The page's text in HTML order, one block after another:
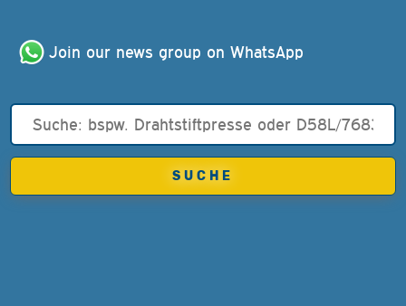
Join our news group on WhatsApp